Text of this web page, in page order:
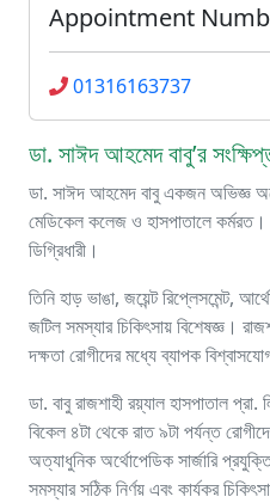
Appointment
01316163737
ডা. সাঈদ আহমেদ বাবু’র
ডা. সাঈদ আহমেদ বাবু একজন অভিজ্ঞ
মেডিকেল কলেজ ও হাসপাতালে
ডিগ্রিধারী।
তিনি হাড় ভাঙা, জয়েন্ট রিপ্লেসমেন্ট,
জটিল সমস্যার চিকিৎসায় বিশেষজ্ঞ।
দক্ষতা রোগীদের মধ্যে ব্যাপক
ডা. বাবু রাজশাহী রয়্যাল হাসপাতাল প্রা.
বিকেল ৪টা থেকে রাত ৯টা পর্যন্ত
অত্যাধুনিক অর্থোপেডিক সার্জারি
সমস্যার সঠিক নির্ণয় এবং কার্যকর